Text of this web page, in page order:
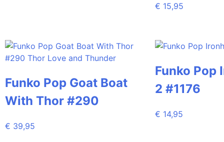
€ 15,95
Funko Pop Goat Boat
With Thor #290
€ 39,95
Funko Pop
2 #1176
€ 14,95